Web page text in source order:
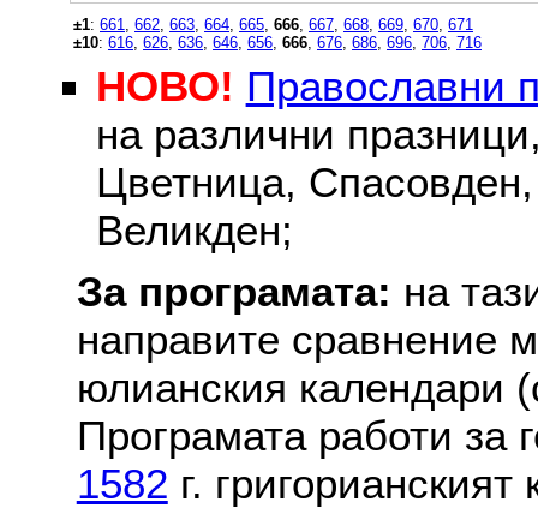
±1: 661 662 663 664 665 666 667 668 669 670 671
±10: 616 626 636 646 656 666 676 686 696 706 716
НОВО! Православни
на различни
Цветница, Спасовден,
Великден;
За програмата: на
направите сравнение
юлианския календари
Програмата работи за
1582 г.